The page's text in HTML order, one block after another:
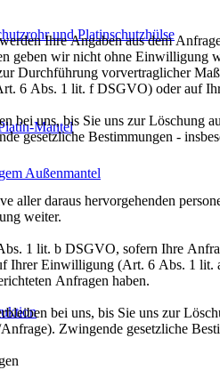
und Platinschutzhülse
Mantel
Außenmantel
Ihre Angaben aus dem
geben wir nicht ohne
Durchführung vorvertraglicher
6 Abs. 1 lit. f DSGVO) oder auf
bei uns, bis Sie uns zur
gesetzliche Bestimmungen -
daraus hervorgehenden
weiter.
1 lit. b DSGVO, sofern Ihre
Ihrer Einwilligung (Art. 6 Abs. 1
Anfragen haben.
bei uns, bis Sie uns zur
Zwingende gesetzliche